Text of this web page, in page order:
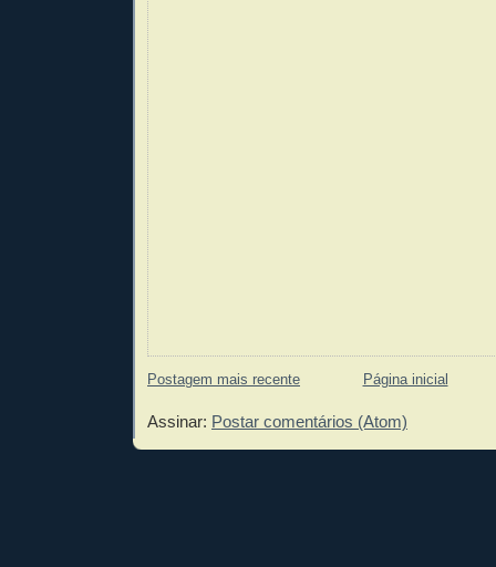
Postagem mais recente Página inicial
Assinar: Postar comentários (Atom)